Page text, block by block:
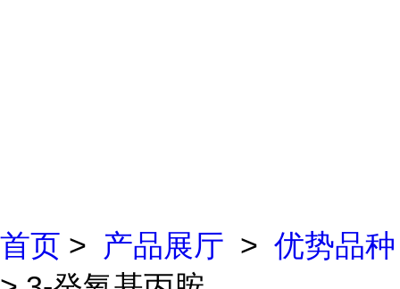
首页 > 产品展厅 > 优势品种